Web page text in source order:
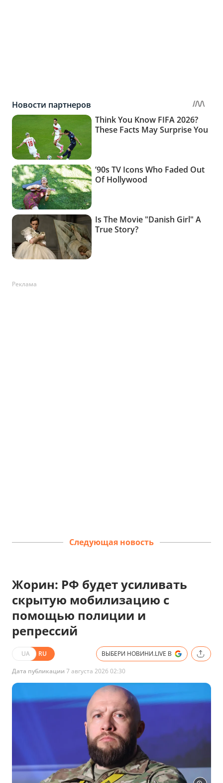
Реклама
Следующая новость
Жорин: РФ будет усиливать
скрытую мобилизацию с
помощью полиции и
репрессий
UA RU ВЫБЕРИ НОВИНИ.LIVE В
Дата публикации 7 августа 2026 02:30